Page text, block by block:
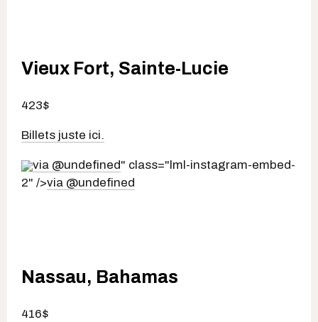
Vieux Fort, Sainte-Lucie
423$
Billets juste ici.
via @undefined" class="lml-instagram-embed-
2" />via @undefined
Nassau, Bahamas
416$